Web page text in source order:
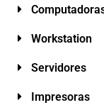
Workstation
Servidores
Impresoras